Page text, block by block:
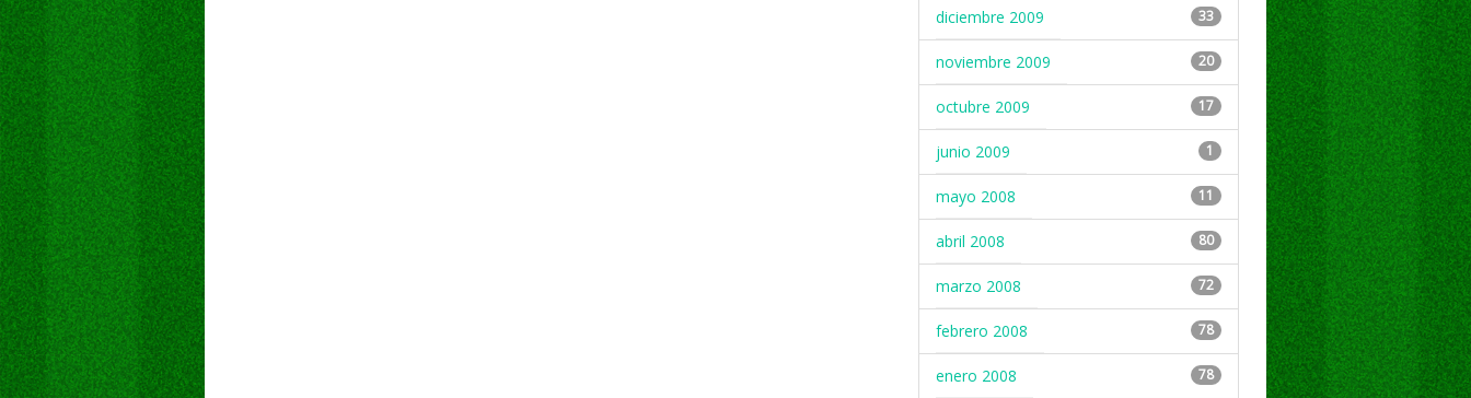
diciembre 2009 33
noviembre 2009 20
octubre 2009 17
junio 2009 1
mayo 2008 11
abril 2008 80
marzo 2008 72
febrero 2008 78
enero 2008 78